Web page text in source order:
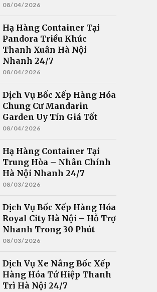
08/04/2026
Hạ Hàng Container Tại
Pandora Triều Khúc
Thanh Xuân Hà Nội
Nhanh 24/7
08/04/2026
Dịch Vụ Bốc Xếp Hàng Hóa
Chung Cư Mandarin
Garden Uy Tín Giá Tốt
08/04/2026
Hạ Hàng Container Tại
Trung Hòa – Nhân Chính
Hà Nội Nhanh 24/7
08/03/2026
Dịch Vụ Bốc Xếp Hàng Hóa
Royal City Hà Nội – Hỗ Trợ
Nhanh Trong 30 Phút
08/03/2026
Dịch Vụ Xe Nâng Bốc Xếp
Hàng Hóa Tứ Hiệp Thanh
Trì Hà Nội 24/7